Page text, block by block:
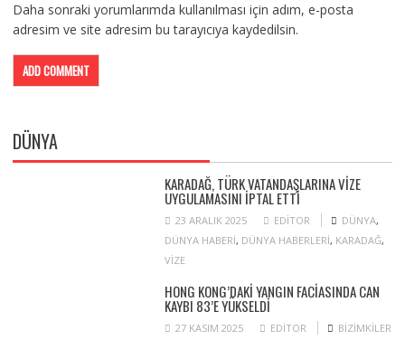
Daha sonraki yorumlarımda kullanılması için adım, e-posta
adresim ve site adresim bu tarayıcıya kaydedilsin.
DÜNYA
KARADAĞ, TÜRK VATANDAŞLARINA VIZE
UYGULAMASINI IPTAL ETTI
23 ARALIK 2025 EDITOR DÜNYA,
DÜNYA HABERI, DÜNYA HABERLERI, KARADAĞ,
VIZE
HONG KONG’DAKI YANGIN FACIASINDA CAN
KAYBI 83’E YÜKSELDI
27 KASIM 2025 EDITOR
BIZIMKILER